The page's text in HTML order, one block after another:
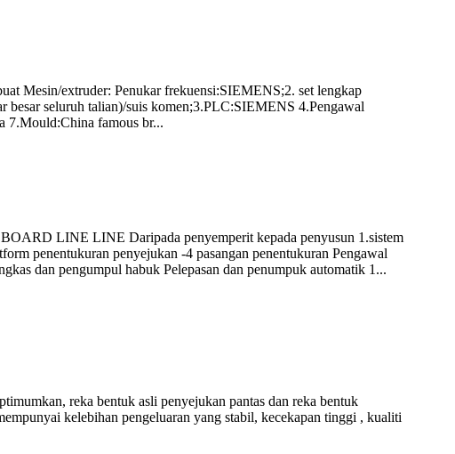
Mesin/extruder: Penukar frekuensi:SIEMENS;2. set lengkap
besar seluruh talian)/suis komen;3.PLC:SIEMENS 4.Pengawal
7.Mould:China famous br...
LINE LINE Daripada penyemperit kepada penyusun 1.sistem
penentukuran penyejukan -4 pasangan penentukuran Pengawal
dan pengumpul habuk Pelepasan dan penumpuk automatik 1...
reka bentuk asli penyejukan pantas dan reka bentuk
kelebihan pengeluaran yang stabil, kecekapan tinggi , kualiti